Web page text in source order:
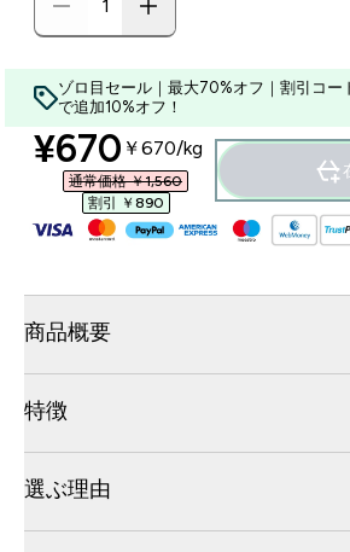
ゾロ目セール｜最大70%オフ｜割引コー
で追加10%オフ！
discounted price
¥670‎ ￥670‎/kg
通常価格 ￥1,560‎
割引 ￥890‎
商品概要
特徴
選ぶ理由